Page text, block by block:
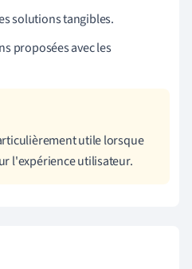
solutions tangibles.
proposées avec les
utile lorsque
l'expérience utilisateur.